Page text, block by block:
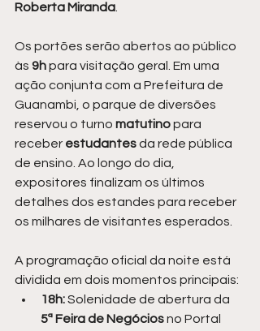
Roberta Miranda.
Os portões serão abertos ao público
às 9h para visitação geral. Em uma
ação conjunta com a Prefeitura de
Guanambi, o parque de diversões
reservou o turno matutino para
receber estudantes da rede pública
de ensino. Ao longo do dia,
expositores finalizam os últimos
detalhes dos estandes para receber
os milhares de visitantes esperados.
A programação oficial da noite está
dividida em dois momentos principais:
18h: Solenidade de abertura da
5ª Feira de Negócios no Portal